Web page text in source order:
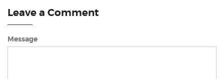
Leave a Comment
Message